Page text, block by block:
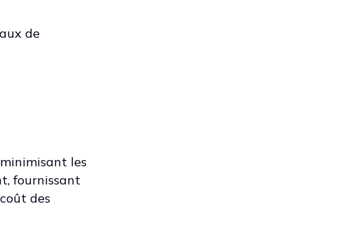
de
les
fournissant
des